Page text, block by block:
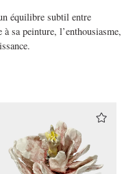
équilibre subtil entre
sa peinture, l’enthousiasme,